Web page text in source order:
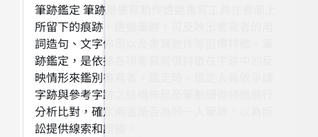
筆跡鑑定 筆跡是書寫動作透過書寫工具在書面上
所留下的痕跡，透過筆跡，可反映出書寫者的用
詞造句、文字佈局以及書寫動作等習慣特徵。筆
跡鑑定，是依據各項書寫習慣特徵在字跡中的反
映情形來鑑別書寫者。鑑定時，鑑定人員依爭議
字跡與參考字跡之結構佈局及筆劃細微特徵進行
分析比對，確定兩者是否為同一人筆跡，以為訴
訟提供線索和證據。